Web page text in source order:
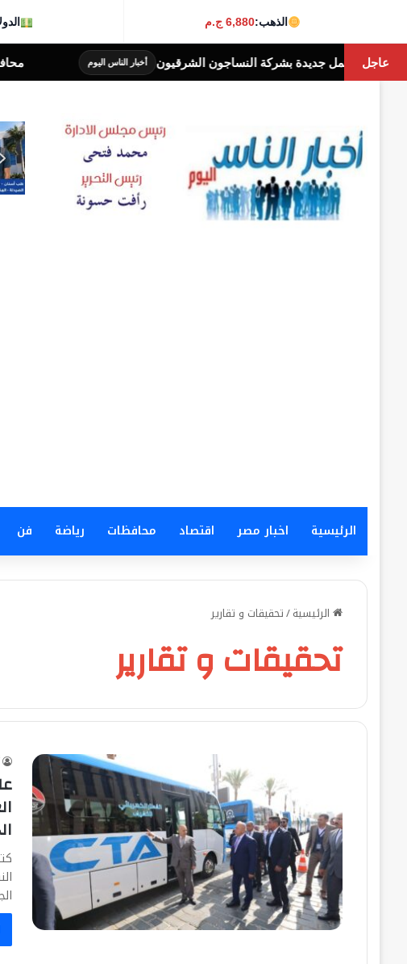
الذهب:6,880 ج.م
عاجل أخبار الناس اليوم محافظة الجيزة: غلق
الرئيسية اخبار مصر اقتصاد محافظات رياضة فن
الرئيسية/تحقيقات و تقارير
تحقيقات و تقارير